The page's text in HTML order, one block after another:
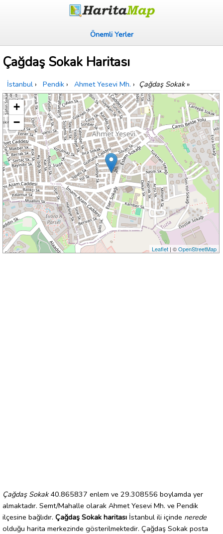
Önemli Yerler
Çağdaş Sokak Haritası
İstanbul › Pendik › Ahmet Yesevi Mh. › Çağdaş Sokak»
+
−
Leaflet| ©OpenStreetMap
Çağdaş Sokak40.865837 enlem ve 29.308556 boylamda yer
almaktadır. Semt/Mahalle olarak Ahmet Yesevi Mh. ve Pendik
ilçesine bağlıdır. Çağdaş Sokak haritası İstanbul ili içinde nerede
olduğu harita merkezinde gösterilmektedir. Çağdaş Sokak posta